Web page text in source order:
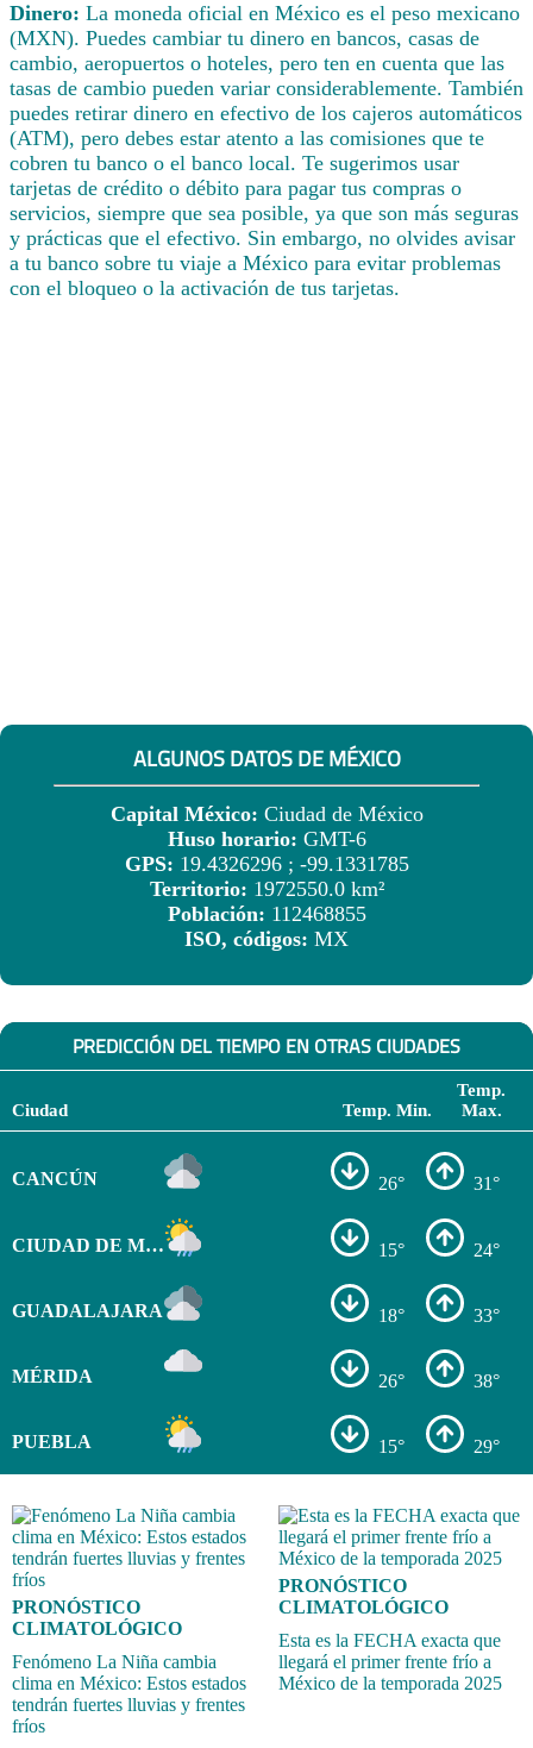
Dinero: La moneda oficial en México es el peso mexicano
(MXN). Puedes cambiar tu dinero en bancos, casas de
cambio, aeropuertos o hoteles, pero ten en cuenta que las
tasas de cambio pueden variar considerablemente. También
puedes retirar dinero en efectivo de los cajeros automáticos
(ATM), pero debes estar atento a las comisiones que te
cobren tu banco o el banco local. Te sugerimos usar
tarjetas de crédito o débito para pagar tus compras o
servicios, siempre que sea posible, ya que son más seguras
y prácticas que el efectivo. Sin embargo, no olvides avisar
a tu banco sobre tu viaje a México para evitar problemas
con el bloqueo o la activación de tus tarjetas.
ALGUNOS DATOS DE MÉXICO
Capital México: Ciudad de México
Huso horario: GMT-6
GPS: 19.4326296 ; -99.1331785
Territorio: 1972550.0 km²
Población: 112468855
ISO, códigos: MX
PREDICCIÓN DEL TIEMPO EN OTRAS CIUDADES
Ciudad Temp. Min.
Temp.
Max.
CANCÚN 26° 31°
CIUDAD DE MÉXICO 15° 24°
GUADALAJARA 18° 33°
MÉRIDA 26° 38°
PUEBLA 15° 29°
PRONÓSTICO
CLIMATOLÓGICO
Fenómeno La Niña cambia
clima en México: Estos estados
tendrán fuertes lluvias y frentes
fríos
PRONÓSTICO
CLIMATOLÓGICO
Esta es la FECHA exacta que
llegará el primer frente frío a
México de la temporada 2025